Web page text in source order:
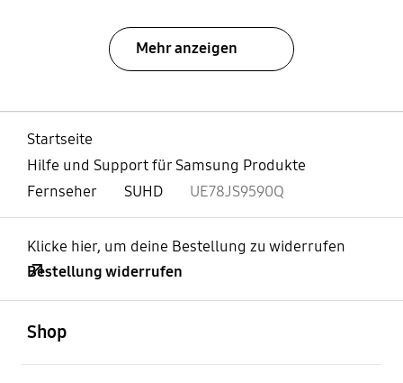
Mehr anzeigen
Startseite
Hilfe und Support für Samsung Produkte
Fernseher
SUHD UE78JS9590Q
Klicke hier, um deine Bestellung zu widerrufen
Bestellung widerrufen
Shop